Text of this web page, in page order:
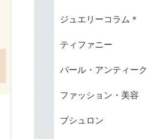
ジュエリーコラム＊
ティファニー
パール・アンティーク
ファッション・美容
ブシュロン